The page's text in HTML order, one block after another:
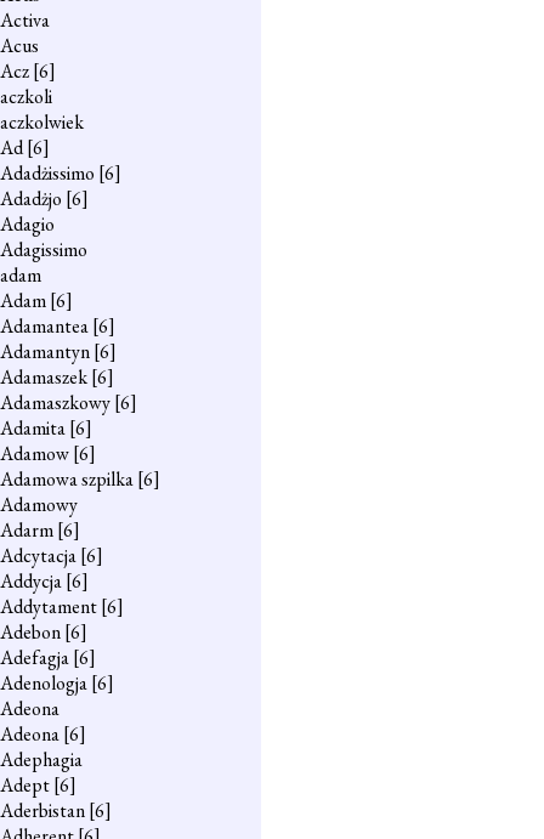
Activa
Acus
Acz[6]
aczkoli
aczkolwiek
Ad[6]
Adadżissimo [6]
Adadżjo [6]
Adagio
Adagissimo
adam
Adam[6]
Adamantea[6]
Adamantyn[6]
Adamaszek[6]
Adamaszkowy[6]
Adamita[6]
Adamow[6]
Adamowa szpilka[6]
Adamowy
Adarm[6]
Adcytacja[6]
Addycja[6]
Addytament[6]
Adebon[6]
Adefagja[6]
Adenologja[6]
Adeona
Adeona[6]
Adephagia
Adept[6]
Aderbistan[6]